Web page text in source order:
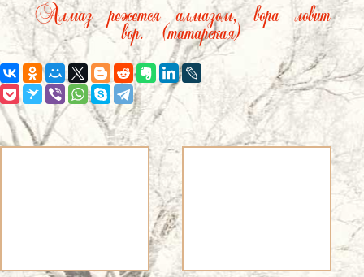
Алмаз режется алмазом, вора ловит
вор. (татарская)